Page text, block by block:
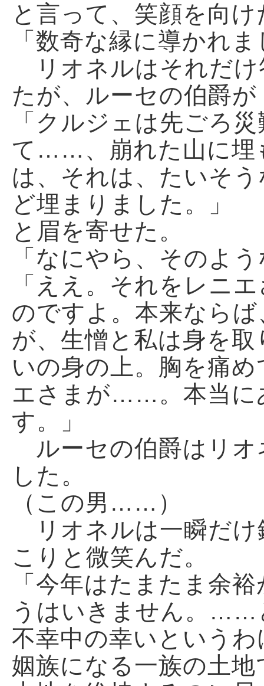
と言って、笑顔を向け
「数奇な縁に導かれ
リオネルはそれだけ
たが、ルーセの伯爵が
「クルジェは先ごろ
て……、崩れた山に埋
は、それは、たいそ
ど埋まりました。」
と眉を寄せた。
「なにやら、そのよ
「ええ。それをレニ
のですよ。本来なら
が、生憎と私は身を
いの身の上。胸を痛
エさまが……。本当に
す。」
ルーセの伯爵はリオ
した。
（この男……）
リオネルは一瞬だけ
こりと微笑んだ。
「今年はたまたま余
うはいきません。……
不幸中の幸いという
姻族になる一族の土